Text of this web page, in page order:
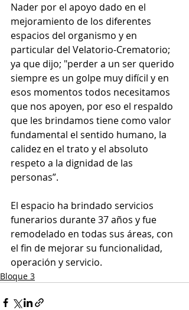
Nader por el apoyo dado en el
mejoramiento de los diferentes
espacios del organismo y en
particular del Velatorio-Crematorio;
ya que dijo; "perder a un ser querido
siempre es un golpe muy difícil y en
esos momentos todos necesitamos
que nos apoyen, por eso el respaldo
que les brindamos tiene como valor
fundamental el sentido humano, la
calidez en el trato y el absoluto
respeto a la dignidad de las
personas”.
El espacio ha brindado servicios
funerarios durante 37 años y fue
remodelado en todas sus áreas, con
el fin de mejorar su funcionalidad,
operación y servicio.
Bloque 3